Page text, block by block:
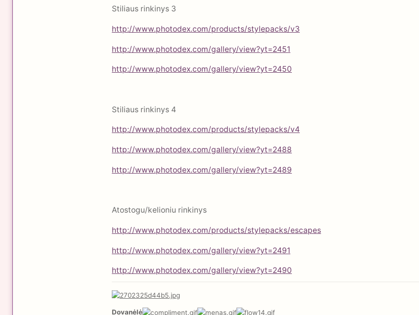
Stiliaus rinkinys 3
http://www.photodex.com/products/stylepacks/v3
http://www.photodex.com/gallery/view?yt=2451
http://www.photodex.com/gallery/view?yt=2450
Stiliaus rinkinys 4
http://www.photodex.com/products/stylepacks/v4
http://www.photodex.com/gallery/view?yt=2488
http://www.photodex.com/gallery/view?yt=2489
Atostogu/kelioniu rinkinys
http://www.photodex.com/products/stylepacks/escapes
http://www.photodex.com/gallery/view?yt=2491
http://www.photodex.com/gallery/view?yt=2490
Dovanėlė